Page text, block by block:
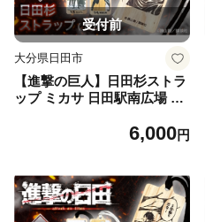
受付前
大分県日田市
【進撃の巨人】日田杉ストラ
ップ ミカサ 日田駅南広場 グ
限会社丸記屋 進撃の巨人 [A
6,000円